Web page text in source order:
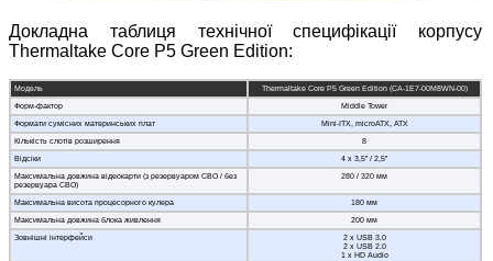
Докладна таблиця технічної специфікації корпусу
Thermaltake Core P5 Green Edition:
Модель
Thermaltake Core P5 Green Edition (CA-1E7-00M8WN-00)
Форм-фактор
Middle Tower
Формати сумісних материнських плат
Mini-ITX, microATX, ATX
Кількість слотів розширення
8
Відсіки
4 x 3,5” / 2,5”
Максимальна довжина відеокарти (з резервуаром СВО / без
резервуара СВО)
280 / 320 мм
Максимальна висота процесорного кулера
180 мм
Максимальна довжина блока живлення
200 мм
Зовнішні інтерфейси
2 x USB 3.0
2 x USB 2.0
1 x HD Audio